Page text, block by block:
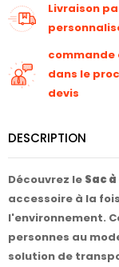
Livraison
commande
dans le
devis
DESCRIPTION
Découvrez le Sac à
accessoire à la
l'environnement.
personnes au
solution de